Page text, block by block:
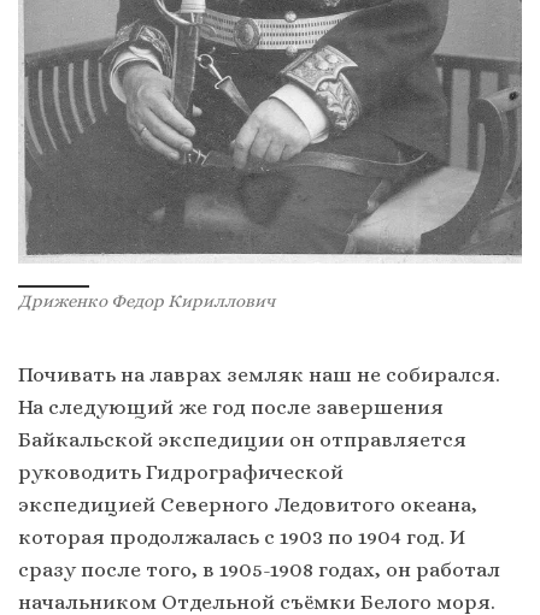
Дриженко Федор Кириллович
Почивать на лаврах земляк наш не собирался.
На следующий же год после завершения
Байкальской экспедиции он отправляется
руководить Гидрографической
экспедицией Северного Ледовитого океана,
которая продолжалась с 1903 по 1904 год. И
сразу после того, в 1905-1908 годах, он работал
начальником Отдельной съёмки Белого моря.